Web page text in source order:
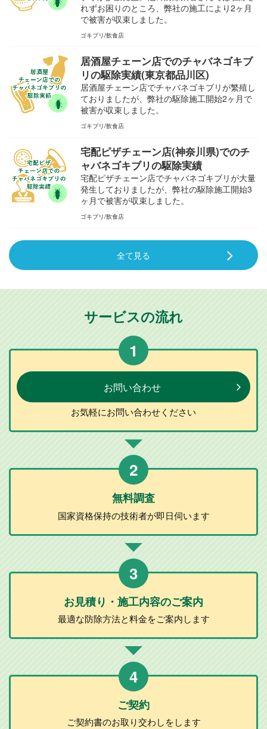
れずお困りのところ、弊社の施工により2ヶ月
で被害が収束しました。
ゴキブリ 飲食店
居酒屋チェーン店でのチャバネゴキブ
リの駆除実績(東京都品川区)
居酒屋チェーン店でチャバネゴキブリが繁殖し
ておりましたが、弊社の駆除施工開始2ヶ月で
被害が収束しました。
ゴキブリ 飲食店
宅配ピザチェーン店(神奈川県)でのチ
ャバネゴキブリの駆除実績
宅配ピザチェーン店でチャバネゴキブリが大量
発生しておりましたが、弊社の駆除施工開始3
ヶ月で被害が収束しました。
ゴキブリ 飲食店
全て見る
サービスの流れ
1
お問い合わせ
お気軽にお問い合わせください
2
無料調査
国家資格保持の技術者が即日伺います
3
お見積り・施工内容のご案内
最適な防除方法と料金をご案内します
4
ご契約
ご契約書のお取り交わしをします